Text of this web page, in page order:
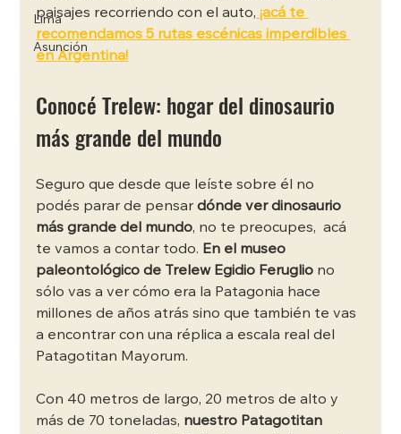
Lima
Asunción
paisajes recorriendo con el auto, ¡acá te
recomendamos 5 rutas escénicas imperdibles
en Argentina!
Conocé Trelew: hogar del dinosaurio
más grande del mundo
Seguro que desde que leíste sobre él no
podés parar de pensar dónde ver dinosaurio
más grande del mundo, no te preocupes,  acá
te vamos a contar todo. En el museo
paleontológico de Trelew Egidio Feruglio no
sólo vas a ver cómo era la Patagonia hace
millones de años atrás sino que también te vas
a encontrar con una réplica a escala real del
Patagotitan Mayorum.
Con 40 metros de largo, 20 metros de alto y
más de 70 toneladas, nuestro Patagotitan